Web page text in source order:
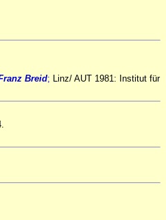
Breid; Linz/ AUT 1981: Institut für